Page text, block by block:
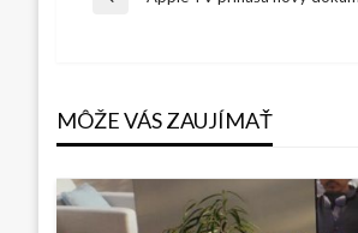
článku
Previous
MÔŽE VÁS ZAUJÍMAŤ